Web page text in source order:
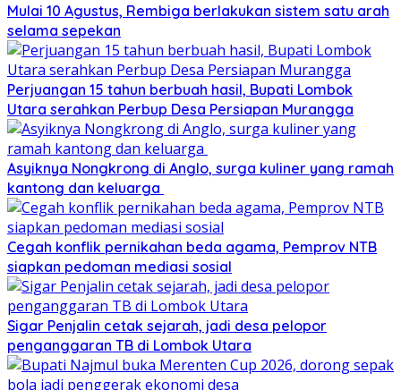
Mulai 10 Agustus, Rembiga berlakukan sistem satu arah
selama sepekan
Perjuangan 15 tahun berbuah hasil, Bupati Lombok
Utara serahkan Perbup Desa Persiapan Murangga
Asyiknya Nongkrong di Anglo, surga kuliner yang ramah
kantong dan keluarga
Cegah konflik pernikahan beda agama, Pemprov NTB
siapkan pedoman mediasi sosial
Sigar Penjalin cetak sejarah, jadi desa pelopor
penganggaran TB di Lombok Utara